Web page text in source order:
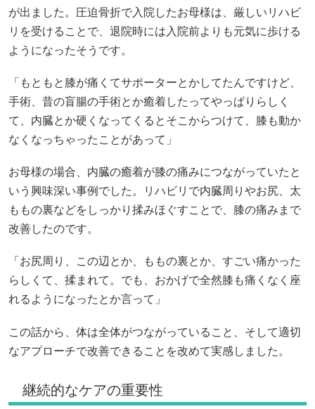
が出ました。圧迫骨折で入院したお母様は、厳しいリハビ
リを受けることで、退院時には入院前よりも元気に歩ける
ようになったそうです。
「もともと膝が痛くてサポーターとかしてたんですけど、
手術、昔の盲腸の手術とか癒着したってやっぱりらしく
て、内臓とか硬くなってくるとそこからつけて、膝も動か
なくなっちゃったことがあって」
お母様の場合、内臓の癒着が膝の痛みにつながっていたと
いう興味深い事例でした。リハビリで内臓周りやお尻、太
ももの裏などをしっかり揉みほぐすことで、膝の痛みまで
改善したのです。
「お尻周り、この辺とか、ももの裏とか、すごい痛かった
らしくて、揉まれて。でも、おかげで全然膝も痛くなく座
れるようになったとか言って」
この話から、体は全体がつながっていること、そして適切
なアプローチで改善できることを改めて実感しました。
継続的なケアの重要性